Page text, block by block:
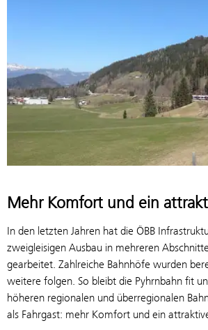
Mehr Komfort und ein
In den letzten Jahren hat die ÖBB
zweigleisigen Ausbau in mehreren
gearbeitet. Zahlreiche Bahnhöfe wurden
weitere folgen. So bleibt die Pyhrnbahn fit
höheren regionalen und überregionalen
als Fahrgast: mehr Komfort und ein